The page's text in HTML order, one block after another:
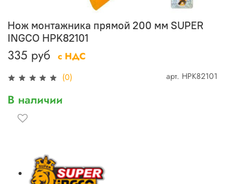
(0) арт. HPK82101
Нож монтажника прямой 200 мм SUPER
INGCO HPK82101
335 руб с НДС
В наличии